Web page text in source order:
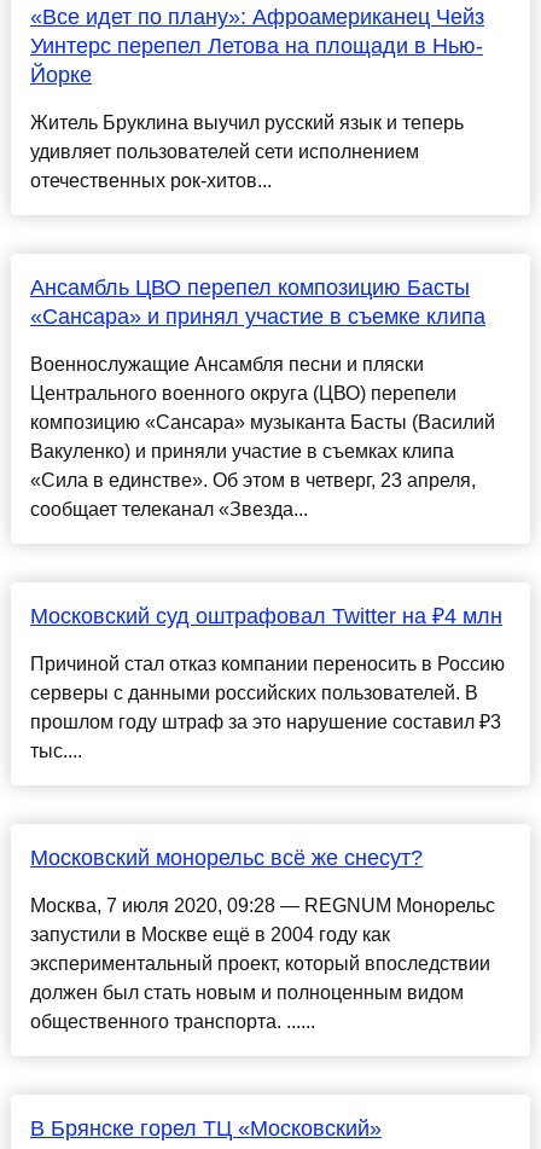
«Все идет по плану»: Афроамериканец Чейз
Уинтерс перепел Летова на площади в Нью-
Йорке
Житель Бруклина выучил русский язык и теперь
удивляет пользователей сети исполнением
отечественных рок-хитов...
Ансамбль ЦВО перепел композицию Басты
«Сансара» и принял участие в съемке клипа
Военнослужащие Ансамбля песни и пляски
Центрального военного округа (ЦВО) перепели
композицию «Сансара» музыканта Басты (Василий
Вакуленко) и приняли участие в съемках клипа
«Сила в единстве». Об этом в четверг, 23 апреля,
сообщает телеканал «Звезда...
Московский суд оштрафовал Twitter на ₽4 млн
Причиной стал отказ компании переносить в Россию
серверы с данными российских пользователей. В
прошлом году штраф за это нарушение составил ₽3
тыс....
Московский монорельс всё же снесут?
Москва, 7 июля 2020, 09:28 — REGNUM Монорельс
запустили в Москве ещё в 2004 году как
экспериментальный проект, который впоследствии
должен был стать новым и полноценным видом
общественного транспорта. ......
В Брянске горел ТЦ «Московский»